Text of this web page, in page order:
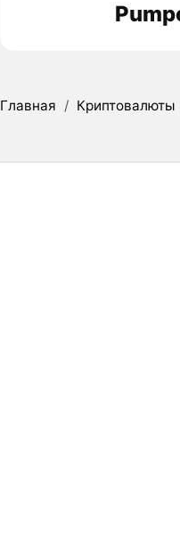
Главная / Криптовалюты